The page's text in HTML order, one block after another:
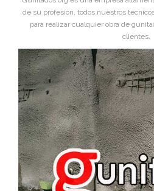
de su profesión, todos nuestros
para realizar cualquier obra de
clientes.